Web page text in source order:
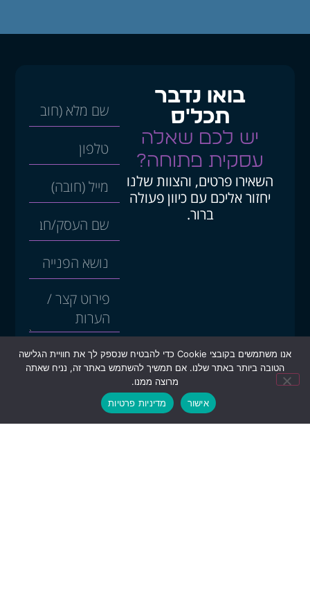
בואו נדבר
תכל'ס
יש לכם שאלה
עסקית פתוחה?
השאירו פרטים, והצוות שלנו
יחזור אליכם עם כיוון פעולה
ברור.
חזרו אליי
יצירת קשר
אנו משתמשים בקובצי Cookie כדי להבטיח שנספק לך את חוויית הגלישה
הטובה ביותר באתר שלנו. אם תמשיך להשתמש באתר זה, נניח שאתה
מרוצה ממנו.
אישור
מדיניות פרטיות